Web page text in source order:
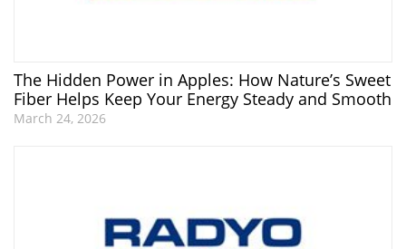
The Hidden Power in Apples: How Nature’s Sweet
Fiber Helps Keep Your Energy Steady and Smooth
March 24, 2026